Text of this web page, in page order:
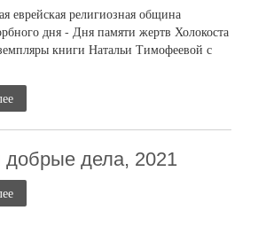
еврейская религиозная община
дня - Дня памяти жертв Холокоста
книги Натальи Тимофеевой с
дела, 2021